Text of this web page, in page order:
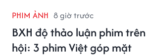
PHIM ẢNH 8 giờ trước
BXH độ thảo luận phim
hội: 3 phim Việt góp mặt